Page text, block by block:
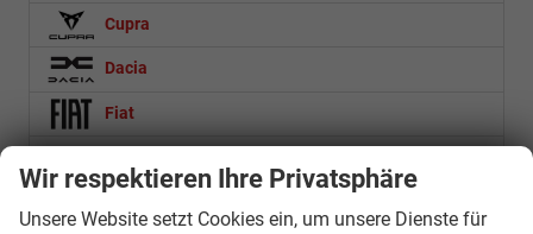
Cupra
Dacia
Fiat
Wir respektieren Ihre Privatsphäre
Unsere Website setzt Cookies ein, um unsere Dienste für